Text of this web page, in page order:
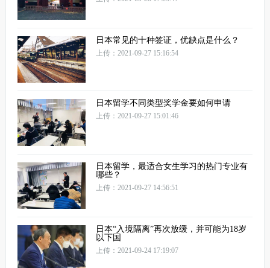
日本常见的十种签证，优缺点是什么？
上传：2021-09-27 15:16:54
日本留学不同类型奖学金要如何申请
上传：2021-09-27 15:01:46
日本留学，最适合女生学习的热门专业有
哪些？
上传：2021-09-27 14:56:51
日本“入境隔离”再次放缓，并可能为18岁
以下国
上传：2021-09-24 17:19:07